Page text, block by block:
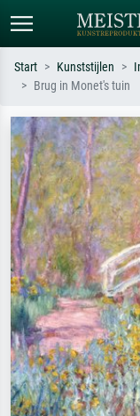
Zoek op kunstenaar, titel
Monet, Sterrennacht,
Hokusai-golf,
Start Kunststijlen
Brug in Monet's tuin